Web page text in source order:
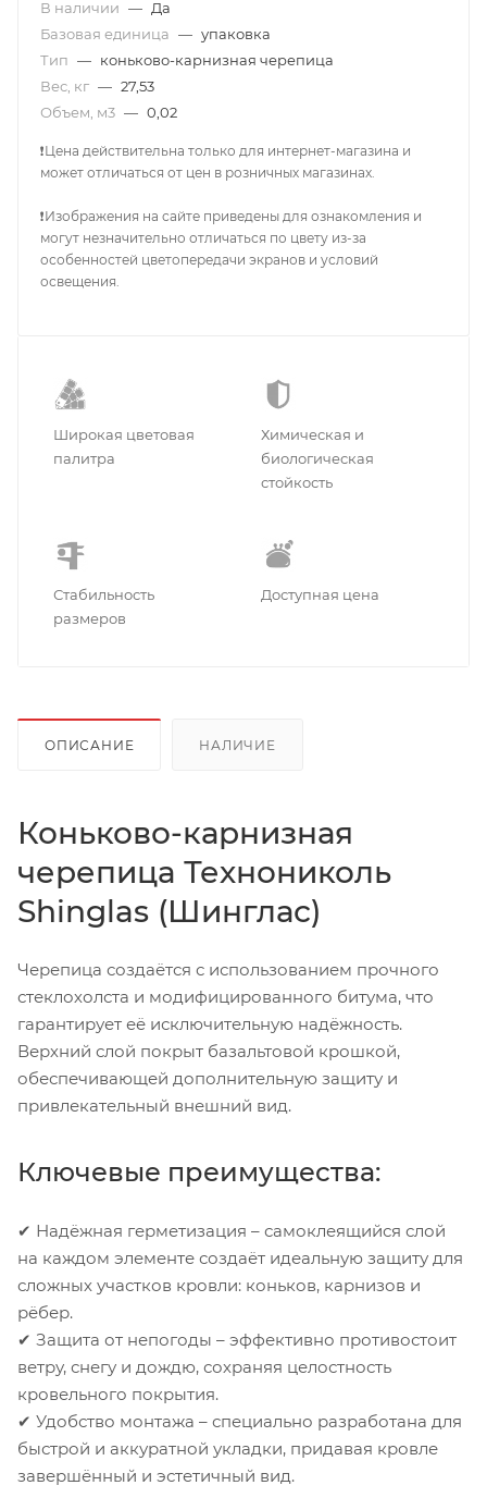
В наличии — Да
Базовая единица — упаковка
Тип — коньково-карнизная черепица
Вес, кг — 27,53
Объем, м3 — 0,02
❗Цена действительна только для интернет-магазина и
может отличаться от цен в розничных магазинах.
❗Изображения на сайте приведены для ознакомления и
могут незначительно отличаться по цвету из-за
особенностей цветопередачи экранов и условий
освещения.
Широкая цветовая
палитра
Химическая и
биологическая
стойкость
Стабильность
размеров
Доступная цена
ОПИСАНИЕ НАЛИЧИЕ
Коньково-карнизная
черепица Технониколь
Shinglas (Шинглас)
Черепица создаётся с использованием прочного
стеклохолста и модифицированного битума, что
гарантирует её исключительную надёжность.
Верхний слой покрыт базальтовой крошкой,
обеспечивающей дополнительную защиту и
привлекательный внешний вид.
Ключевые преимущества:
✔ Надёжная герметизация – самоклеящийся слой
на каждом элементе создаёт идеальную защиту для
сложных участков кровли: коньков, карнизов и
рёбер.
✔ Защита от непогоды – эффективно противостоит
ветру, снегу и дождю, сохраняя целостность
кровельного покрытия.
✔ Удобство монтажа – специально разработана для
быстрой и аккуратной укладки, придавая кровле
завершённый и эстетичный вид.